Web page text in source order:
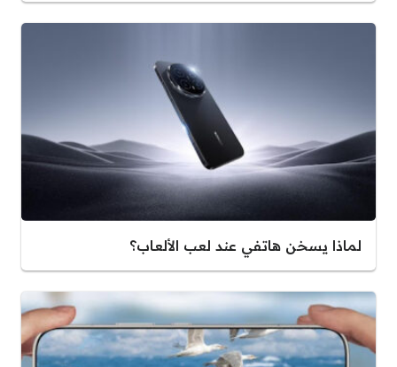
لماذا يسخن هاتفي عند لعب الألعاب؟